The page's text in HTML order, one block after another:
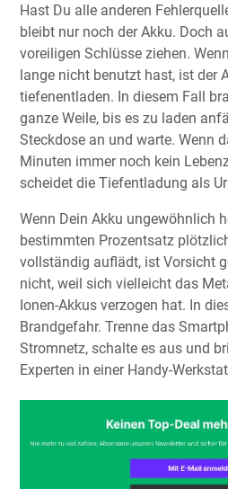
Hast Du alle anderen
bleibt nur noch der Akku. Doch
voreiligen Schlüsse ziehen.
lange nicht benutzt hast, ist der
tiefenentladen. In diesem Fall
ganze Weile, bis es zu laden
Steckdose an und warte. Wenn
Minuten immer noch kein
scheidet die Tiefentladung als
Wenn Dein Akku ungewöhnlich
bestimmten Prozentsatz
vollständig auflädt, ist Vorsicht
nicht, weil sich vielleicht das
Ionen-Akkus verzogen hat. In
Brandgefahr. Trenne das
Stromnetz, schalte es aus und
Experten in einer Handy-